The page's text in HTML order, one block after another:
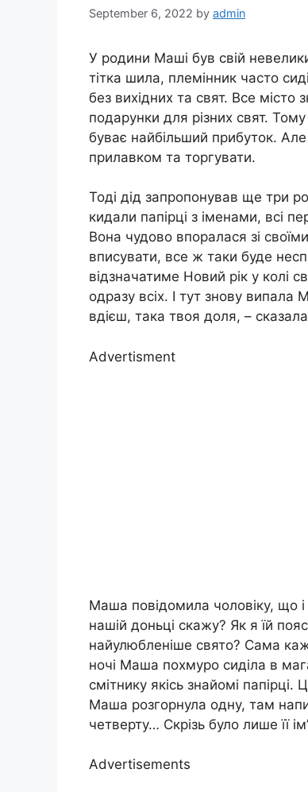
September 6, 2022 by admin
У родини Маші був свій
тітка шила, племінник часто
без вихідних та свят. Все
подарунки для різних свят.
буває найбільший прибуток. Але
прилавком та торгувати.
Тоді дід запропонував ще три
кидали папірці з іменами, всі
Вона чудово впоралася зі
вписувати, все ж таки буде
відзначатиме Новий рік у колі
одразу всіх. І тут знову
вдієш, така твоя доля, – сказала
Advertisment
Маша повідомила чоловіку, що
нашій доньці скажу? Як я їй
найулюбленіше свято? Сама
ночі Маша похмуро сиділа в
смітнику якісь знайомі папірці.
Маша розгорнула одну, там
четверту… Скрізь було лише її
Advertisements